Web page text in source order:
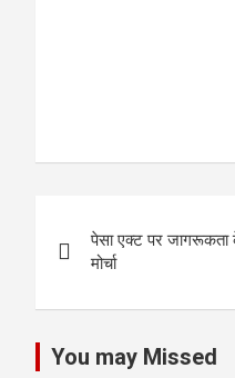
s
t
पेसा एक्ट पर जागरूकता
मोर्चा
You may Missed